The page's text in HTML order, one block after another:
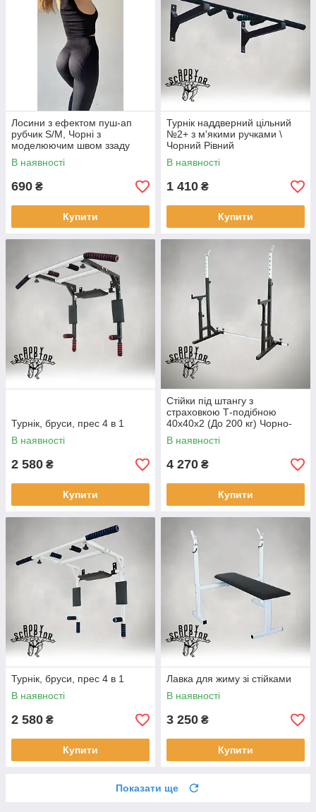
Лосини з ефектом пуш-ап
рубчик S/M, Чорні з
моделюючим швом ззаду
В наявності
690 ₴
Купити
Турнік наддверний цільний
№2+ з м'якими ручками \
Чорний Рівний
В наявності
1 410 ₴
Купити
Турнік, бруси, прес 4 в 1
В наявності
2 580 ₴
Купити
Стійки під штангу з
страховкою Т-подібною
40х40х2 (До 200 кг) Чорно-
білі
В наявності
4 270 ₴
Купити
Турнік, бруси, прес 4 в 1
В наявності
2 580 ₴
Купити
Лавка для жиму зі стійками
В наявності
3 250 ₴
Купити
Показати ще